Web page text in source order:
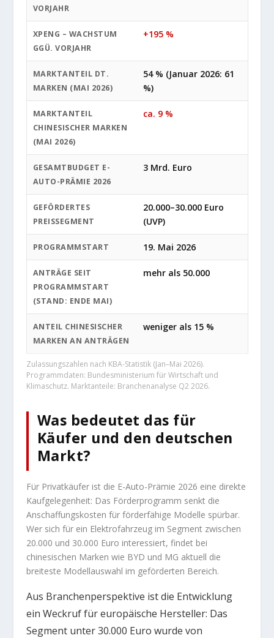
VORJAHR
XPENG – WACHSTUM
GGÜ. VORJAHR
+195 %
MARKTANTEIL DT.
MARKEN (MAI 2026)
54 % (Januar 2026: 61
%)
MARKTANTEIL
CHINESISCHER MARKEN
(MAI 2026)
ca. 9 %
GESAMTBUDGET E-
AUTO-PRÄMIE 2026
3 Mrd. Euro
GEFÖRDERTES
PREISSEGMENT
20.000–30.000 Euro
(UVP)
PROGRAMMSTART 19. Mai 2026
ANTRÄGE SEIT
PROGRAMMSTART
(STAND: ENDE MAI)
mehr als 50.000
ANTEIL CHINESISCHER
MARKEN AN ANTRÄGEN
weniger als 15 %
Zulassungszahlen nach KBA-Statistik (Jan–Mai 2026).
Programmdaten: Bundesministerium für Wirtschaft und
Klimaschutz. Marktanteile: Branchenanalyse Q2 2026.
Was bedeutet das für
Käufer und den deutschen
Markt?
Für Privatkäufer ist die E-Auto-Prämie 2026 eine direkte
Kaufgelegenheit: Das Förderprogramm senkt die
Anschaffungskosten für förderfähige Modelle spürbar.
Wer sich für ein Elektrofahrzeug im Segment zwischen
20.000 und 30.000 Euro interessiert, findet bei
chinesischen Marken wie BYD und MG aktuell die
breiteste Modellauswahl im geförderten Bereich.
Aus Branchenperspektive ist die Entwicklung
ein Weckruf für europäische Hersteller: Das
Segment unter 30.000 Euro wurde von